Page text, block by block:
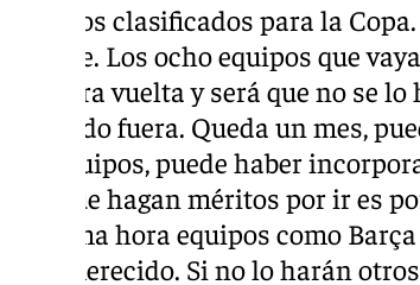
Equipos clasificados para la
miente. Los ocho equipos que
primera vuelta y será que no se
quedado fuera. Queda un mes,
los equipos, puede haber
Los que hagan méritos por ir es
a última hora equipos como
han merecido. Si no lo harán